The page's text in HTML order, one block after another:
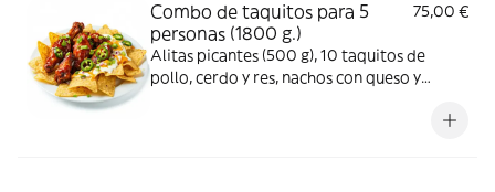
Combo de taquitos para 5
personas (1800 g.)
75,00 €
Alitas picantes (500 g), 10 taquitos de
pollo, cerdo y res, nachos con queso y